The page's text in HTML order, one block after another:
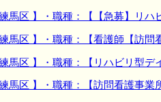
区 】・職種：【【急募】リハ
区 】・職種：【看護師【訪問
区 】・職種：【リハビリ型デ
区 】・職種：【訪問看護事業